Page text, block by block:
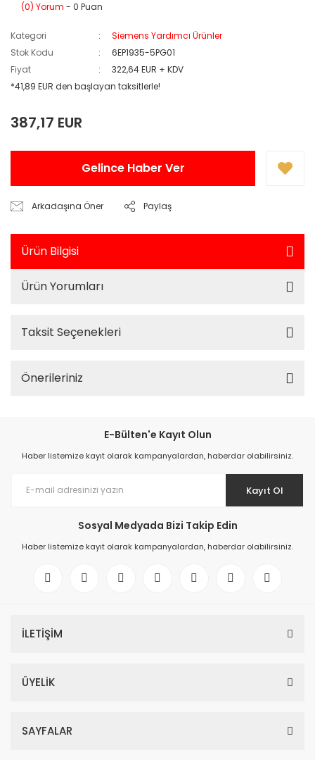
(0) Yorum - 0 Puan
Kategori
Siemens Yardımcı Ürünler
Stok Kodu
6EP1935-5PG01
Fiyat
322,64 EUR + KDV
*41,89 EUR den başlayan taksitlerle!
387,17 EUR
Gelince Haber Ver
Arkadaşına Öner Paylaş
Ürün Bilgisi
Ürün Yorumları
Taksit Seçenekleri
Önerileriniz
E-Bülten'e Kayıt Olun
Haber listemize kayıt olarak kampanyalardan, haberdar olabilirsiniz.
Kayıt Ol
Sosyal Medyada Bizi Takip Edin
Haber listemize kayıt olarak kampanyalardan, haberdar olabilirsiniz.
İLETİŞİM
ÜYELİK
SAYFALAR